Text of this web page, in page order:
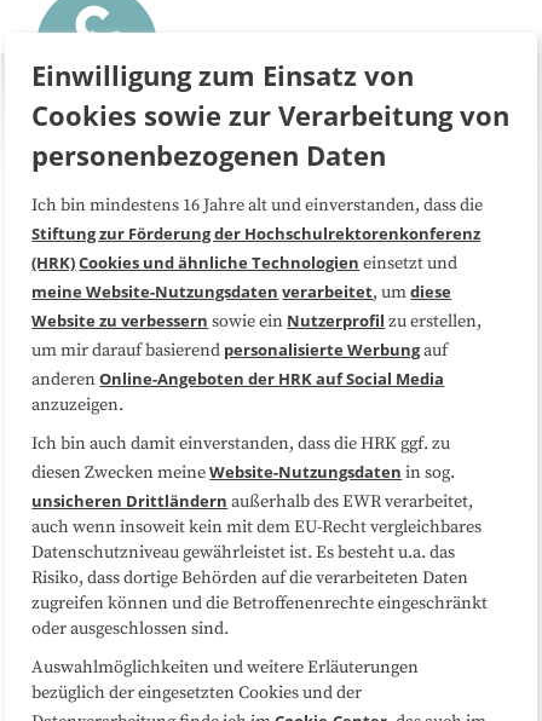
Über uns FAQ
Medienarbeit Kooperationen
Datenschutzerklärung Impressum
Sitemap
Folgen Sie uns
Einwilligung zum Einsatz von
Cookies sowie zur Verarbeitung von
personenbezogenen Daten
Ich bin mindestens 16 Jahre alt und einverstanden, dass die
Stiftung zur Förderung der Hochschulrektorenkonferenz
(HRK)Cookies und ähnliche Technologien einsetzt und
meine Website-Nutzungsdaten verarbeitet, umdiese
Website zu verbessern sowie ein Nutzerprofil zu erstellen,
um mir darauf basierend personalisierte Werbungauf
anderenOnline-Angeboten der HRK auf Social Media
anzuzeigen.
Ich bin auch damit einverstanden, dass die HRK ggf. zu
diesen Zwecken meineWebsite-Nutzungsdaten in sog.
unsicheren Drittländern außerhalb des EWR verarbeitet,
auch wenn insoweit kein mit dem EU-Recht vergleichbares
Datenschutzniveau gewährleistet ist. Es besteht u.a. das
Risiko, dass dortige Behörden auf die verarbeiteten Daten
zugreifen können und die Betroffenenrechte eingeschränkt
oder ausgeschlossen sind.
Auswahlmöglichkeiten und weitere Erläuterungen
bezüglich der eingesetzten Cookies und der